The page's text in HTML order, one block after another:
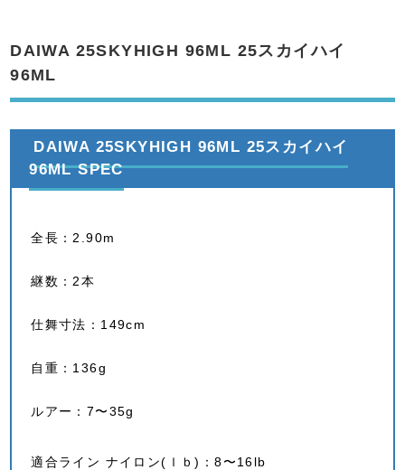
DAIWA 25SKYHIGH 96ML 25スカイハイ
96ML
DAIWA 25SKYHIGH 96ML 25スカイハイ
96ML SPEC
全長：2.90m
継数：2本
仕舞寸法：149cm
自重：136g
ルアー：7〜35g
適合ライン ナイロン(ｌｂ)：8〜16lb